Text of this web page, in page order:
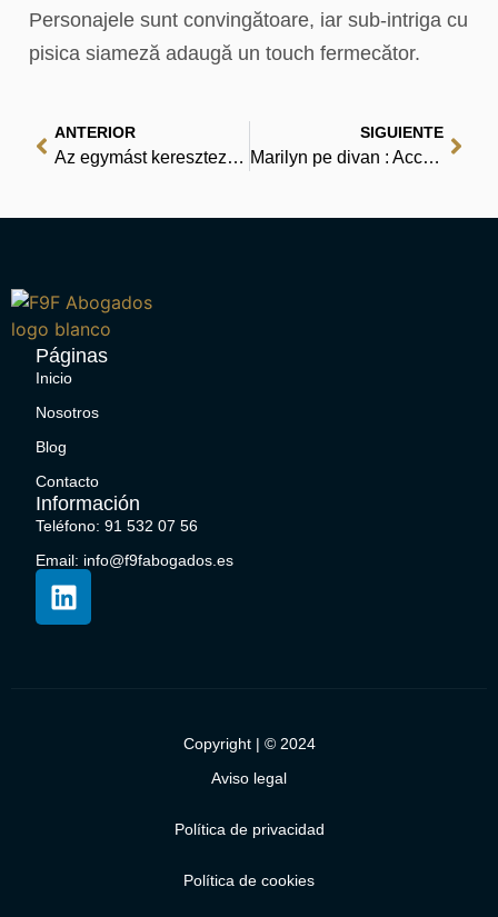
Personajele sunt convingătoare, iar sub-intriga cu
pisica siameză adaugă un touch fermecător.
ANTERIOR
Az egymást keresztező sorsok kastélya | Nyitott könyvek világa
SIGUIENTE
Marilyn pe divan : Acces gratuit la biblioteca PDF
Páginas
Inicio
Nosotros
Blog
Contacto
Información
Teléfono: 91 532 07 56
Email: info@f9fabogados.es
Copyright | © 2024
Aviso legal
Política de privacidad
Política de cookies